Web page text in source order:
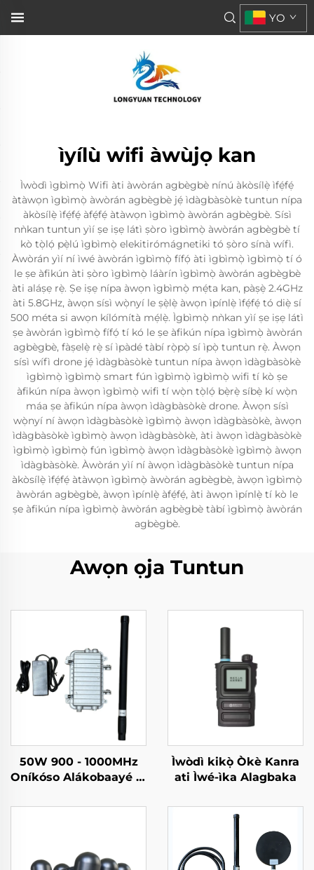
YO
ìyílù wifi àwùjọ kan
Ìwòdì ìgbìmọ̀ Wifi àti àwòrán agbègbè nínú àkòsílẹ̀ ìfẹ́fẹ́
àtàwọn ìgbìmọ̀ àwòrán agbègbè jẹ́ ìdàgbàsòkè tuntun nípa
àkòsílẹ̀ ìfẹ́fẹ́ àfẹ́fẹ́ àtàwọn ìgbìmọ̀ àwòrán agbègbè. Sísì
nǹkan tuntun yìí ṣe iṣẹ látì ṣòro ìgbìmọ̀ àwòrán agbègbè tí
kò tọ̀lọ́ pẹ̀lú ìgbìmọ̀ elekitirómágnetiki tó ṣòro sínà wífì.
Àwòrán yìí ní ìwé àwòrán ìgbìmọ̀ fífọ́ àti ìgbìmọ̀ ìgbìmọ̀ tí ó
le ṣe àfikún àti ṣòro ìgbìmọ̀ láàrín ìgbìmọ̀ àwòrán agbègbè
àti aláṣẹ rẹ̀. Ṣe iṣẹ nípa àwọn ìgbìmọ̀ mẹ́ta kan, pàṣẹ̀ 2.4GHz
àti 5.8GHz, àwọn sísì wọ̀nyí le ṣẹ̀lẹ̀ àwọn ìpínlẹ̀ ìfẹ́fẹ́ tó diẹ̀ sí
500 méta si awọn kílómítà mẹ́lẹ̀. Ìgbìmọ̀ nǹkan yìí ṣe iṣẹ látì
ṣe àwòrán ìgbìmọ̀ fífọ́ tí kó le ṣe àfikún nípa ìgbìmọ̀ àwòrán
agbègbè, fàṣelẹ̀ rẹ̀ sí ìpàdé tàbí rọ̀pọ̀ sí ìpọ̀ tuntun rẹ̀. Àwọn
sísì wífì drone jẹ́ ìdàgbàsòkè tuntun nípa àwọn ìdàgbàsòkè
ìgbìmọ̀ ìgbìmọ̀ smart fún ìgbìmọ̀ ìgbìmọ̀ wifi tí kò ṣe
àfikún nípa àwọn ìgbìmọ̀ wifi tí wọ̀n tọ̀lọ́ bẹ̀rẹ̀ síbẹ̀ kí wọ̀n
máa ṣe àfikún nípa àwọn ìdàgbàsòkè drone. Àwọn sísì
wọ̀nyí ní àwọn ìdàgbàsòkè ìgbìmọ̀ àwọn ìdàgbàsòkè, àwọn
ìdàgbàsòkè ìgbìmọ̀ àwọn ìdàgbàsòkè, àti àwọn ìdàgbàsòkè
ìgbìmọ̀ ìgbìmọ̀ fún ìgbìmọ̀ àwọn ìdàgbàsòkè ìgbìmọ̀ àwọn
ìdàgbàsòkè. Àwòrán yìí ní àwọn ìdàgbàsòkè tuntun nípa
àkòsílẹ̀ ìfẹ́fẹ́ àtàwọn ìgbìmọ̀ àwòrán agbègbè, àwọn ìgbìmọ̀
àwòrán agbègbè, àwọn ìpínlẹ̀ àfẹ́fẹ́, àti àwọn ìpínlẹ̀ tí kò le
ṣe àfikún nípa ìgbìmọ̀ àwòrán agbègbè tàbí ìgbìmọ̀ àwòrán
agbègbè.
Awọn ọja Tuntun
50W 900 - 1000MHz
Oníkóso Alákobaayé Tí
Aluminum Case
Ìwòdì kikọ̀ Òkè Kanra
ati Ìwé-ìka Alagbaka